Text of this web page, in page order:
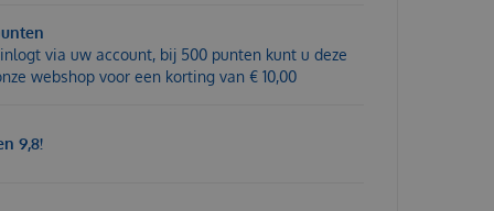
via uw account, bij 500 punten kunt u deze
webshop voor een korting van € 10,00
9,8!